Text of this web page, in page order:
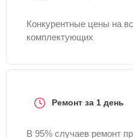
Конкурентные цены на
комплектующих
Ремонт за 1 день
В 95% случаев ремонт